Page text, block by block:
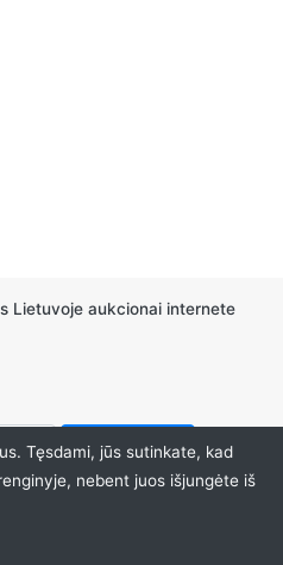
Lietuvoje aukcionai internete
Tęsdami, jūs sutinkate, kad
nebent juos išjungėte iš